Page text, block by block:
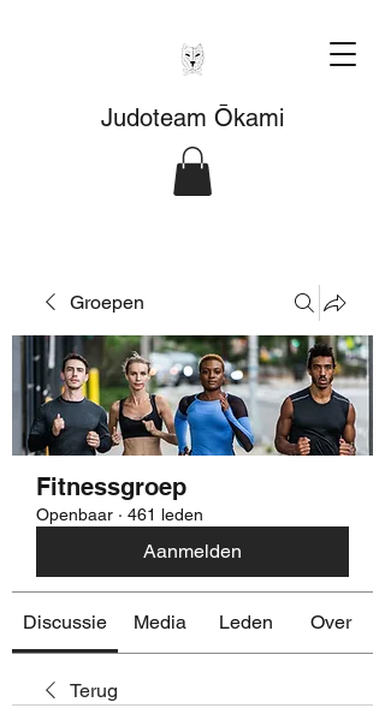
Judoteam Ōkami
Groepen
Fitnessgroep
Openbaar · 461 leden
Aanmelden
Discussie Media Leden Over
Terug